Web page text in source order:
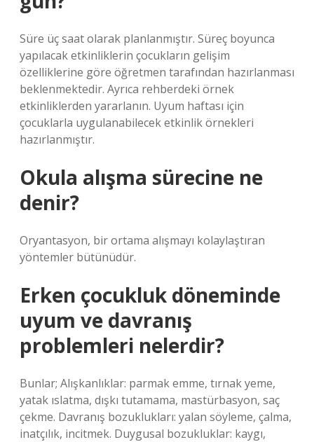
Süre üç saat olarak planlanmıştır. Süreç boyunca
yapılacak etkinliklerin çocukların gelişim
özelliklerine göre öğretmen tarafından hazırlanması
beklenmektedir. Ayrıca rehberdeki örnek
etkinliklerden yararlanın. Uyum haftası için
çocuklarla uygulanabilecek etkinlik örnekleri
hazırlanmıştır.
Okula alışma sürecine ne
denir?
Oryantasyon, bir ortama alışmayı kolaylaştıran
yöntemler bütünüdür.
Erken çocukluk döneminde
uyum ve davranış
problemleri nelerdir?
Bunlar; Alışkanlıklar: parmak emme, tırnak yeme,
yatak ıslatma, dışkı tutamama, mastürbasyon, saç
çekme. Davranış bozuklukları: yalan söyleme, çalma,
inatçılık, incitmek. Duygusal bozukluklar: kaygı,